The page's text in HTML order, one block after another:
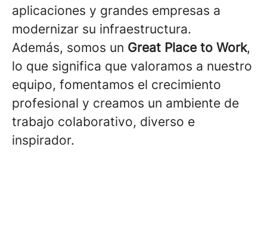
aplicaciones y grandes empresas a
modernizar su infraestructura.
Además, somos un Great Place to Work,
lo que significa que valoramos a nuestro
equipo, fomentamos el crecimiento
profesional y creamos un ambiente de
trabajo colaborativo, diverso e
inspirador.